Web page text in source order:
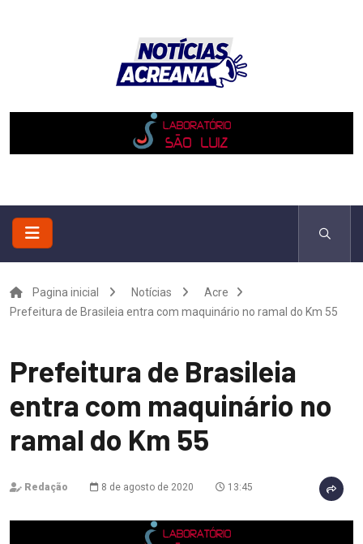
Pagina inicial Notícias
Acre
Prefeitura de Brasileia entra com maquinário no ramal do Km 55
Prefeitura de Brasileia
entra com maquinário no
ramal do Km 55
Redação 8 de agosto de 2020 13:45